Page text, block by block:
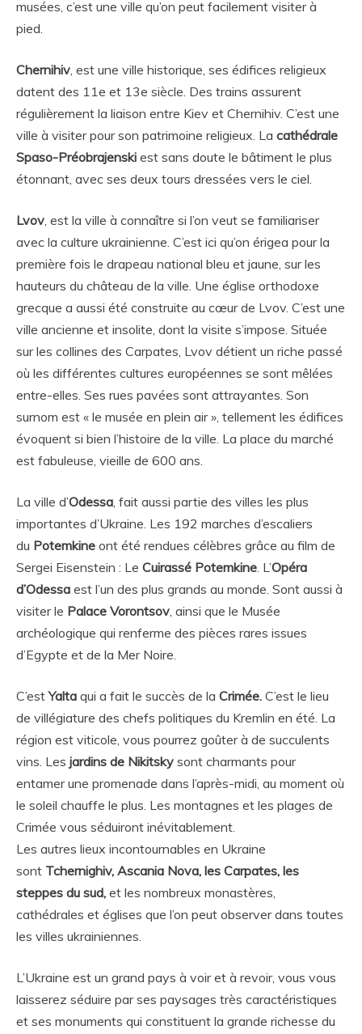
musées, c’est une ville qu’on peut facilement visiter à
pied.
Chernihiv, est une ville historique, ses édifices religieux
datent des 11e et 13e siècle. Des trains assurent
régulièrement la liaison entre Kiev et Chernihiv. C’est une
ville à visiter pour son patrimoine religieux. La cathédrale
Spaso-Préobrajenski est sans doute le bâtiment le plus
étonnant, avec ses deux tours dressées vers le ciel.
Lvov, est la ville à connaître si l’on veut se familiariser
avec la culture ukrainienne. C’est ici qu’on érigea pour la
première fois le drapeau national bleu et jaune, sur les
hauteurs du château de la ville. Une église orthodoxe
grecque a aussi été construite au cœur de Lvov. C’est une
ville ancienne et insolite, dont la visite s’impose. Située
sur les collines des Carpates, Lvov détient un riche passé
où les différentes cultures européennes se sont mêlées
entre-elles. Ses rues pavées sont attrayantes. Son
surnom est « le musée en plein air », tellement les édifices
évoquent si bien l’histoire de la ville. La place du marché
est fabuleuse, vieille de 600 ans.
La ville d’Odessa, fait aussi partie des villes les plus
importantes d’Ukraine. Les 192 marches d’escaliers
du Potemkine ont été rendues célèbres grâce au film de
Sergei Eisenstein : Le Cuirassé Potemkine. L’Opéra
d’Odessa est l’un des plus grands au monde. Sont aussi à
visiter le Palace Vorontsov, ainsi que le Musée
archéologique qui renferme des pièces rares issues
d’Egypte et de la Mer Noire.
C’estYalta qui a fait le succès de la Crimée. C’est le lieu
de villégiature des chefs politiques du Kremlin en été. La
région est viticole, vous pourrez goûter à de succulents
vins. Les jardins de Nikitsky sont charmants pour
entamer une promenade dans l’après-midi, au moment où
le soleil chauffe le plus. Les montagnes et les plages de
Crimée vous séduiront inévitablement.
Les autres lieux incontournables en Ukraine
sont Tchernighiv, Ascania Nova, les Carpates, les
steppes du sud, et les nombreux monastères,
cathédrales et églises que l’on peut observer dans toutes
les villes ukrainiennes.
L’Ukraine est un grand pays à voir et à revoir, vous vous
laisserez séduire par ses paysages très caractéristiques
et ses monuments qui constituent la grande richesse du